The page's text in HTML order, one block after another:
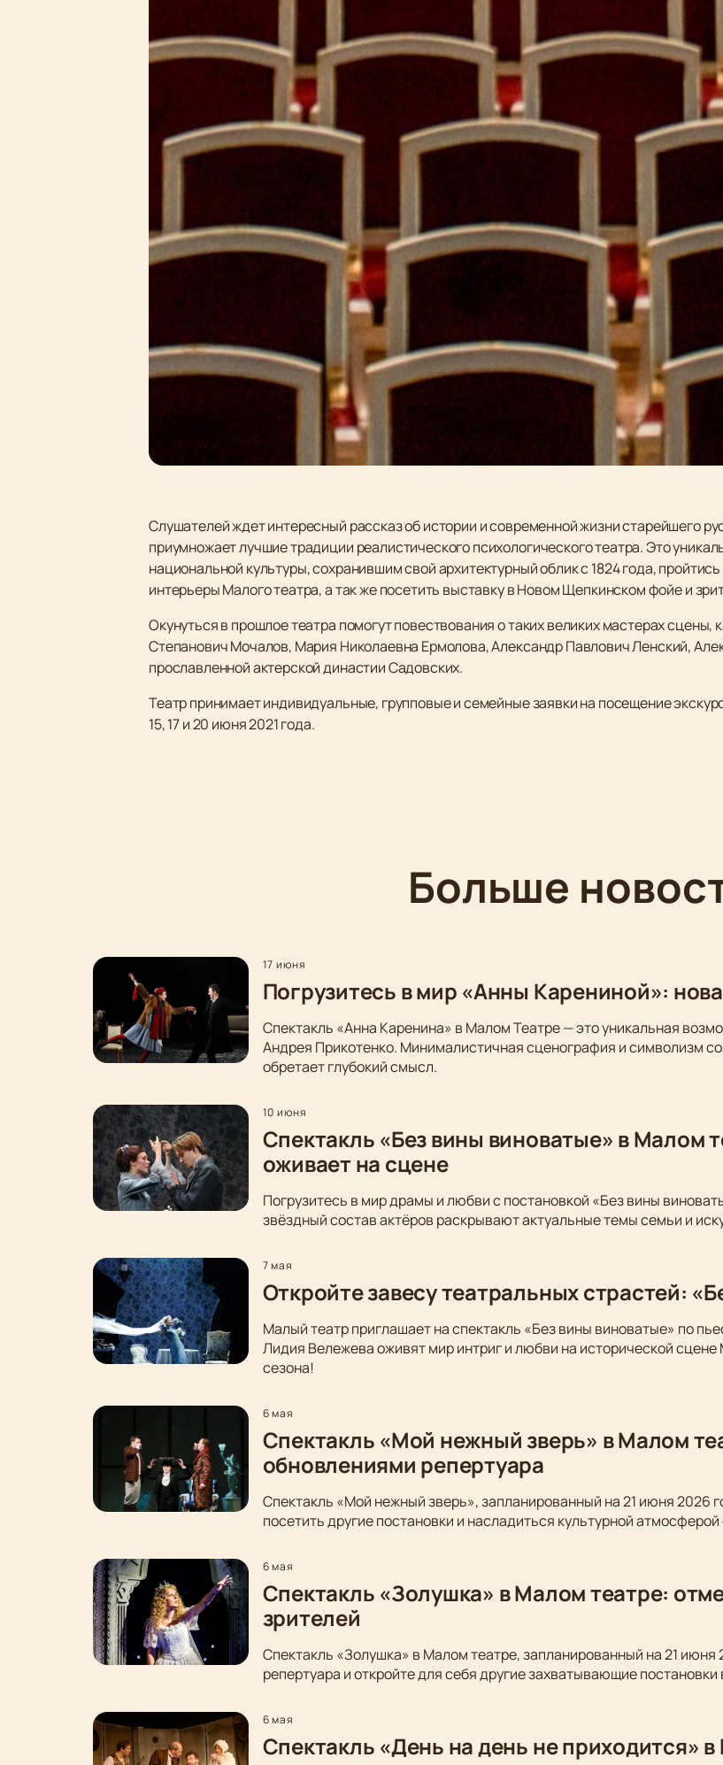
Слушателей ждет интересный рассказ об истории и современной жизни старейшего
приумножает лучшие традиции реалистического психологического театра. Это
национальной культуры, сохранившим свой архитектурный облик с 1824 года,
интерьеры Малого театра, а так же посетить выставку в Новом Щепкинском фойе и
Окунуться в прошлое театра помогут повествования о таких великих мастерах
Степанович Мочалов, Мария Николаевна Ермолова, Александр Павлович Ленский,
прославленной актерской династии Садовских.
Театр принимает индивидуальные, групповые и семейные заявки на посещение
15, 17 и 20 июня 2021 года.
Больше
17 июня
Погрузитесь в мир «Анны Карениной»:
Спектакль «Анна Каренина» в Малом Театре — это уникальная
Андрея Прикотенко. Минималистичная сценография и символизм
обретает глубокий смысл.
10 июня
Спектакль «Без вины виноватые» в Малом
оживает на сцене
Погрузитесь в мир драмы и любви с постановкой «Без вины
звёздный состав актёров раскрывают актуальные темы семьи и
7 мая
Откройте завесу театральных страстей:
Малый театр приглашает на спектакль «Без вины виноватые» по
Лидия Вележева оживят мир интриг и любви на исторической
сезона!
6 мая
Спектакль «Мой нежный зверь» в Малом
обновлениями репертуара
Спектакль «Мой нежный зверь», запланированный на 21 июня 2026
посетить другие постановки и насладиться культурной
6 мая
Спектакль «Золушка» в Малом театре:
зрителей
Спектакль «Золушка» в Малом театре, запланированный на 21
репертуара и откройте для себя другие захватывающие
6 мая
Спектакль «День на день не приходится»